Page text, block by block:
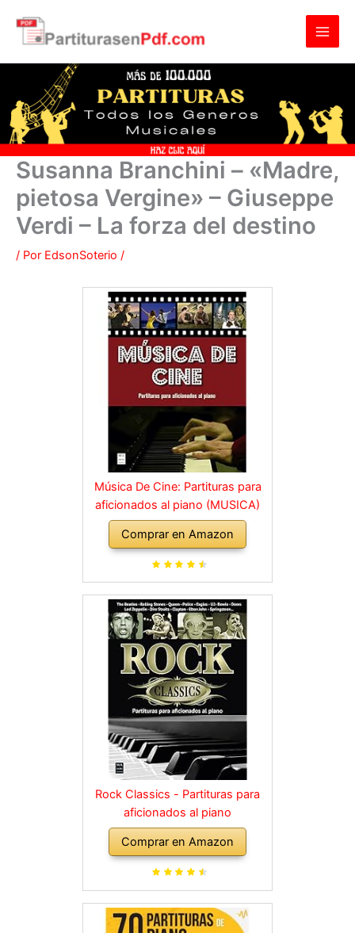
contenido
Susanna Branchini – «Madre,
pietosa Vergine» – Giuseppe
Verdi – La forza del destino
/ Por EdsonSoterio /
Música De Cine: Partituras para
aficionados al piano (MUSICA)
Comprar en Amazon
Rock Classics - Partituras para
aficionados al piano
Comprar en Amazon